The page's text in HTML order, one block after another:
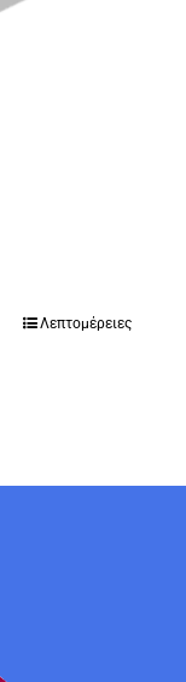
Λεπτομέρειες